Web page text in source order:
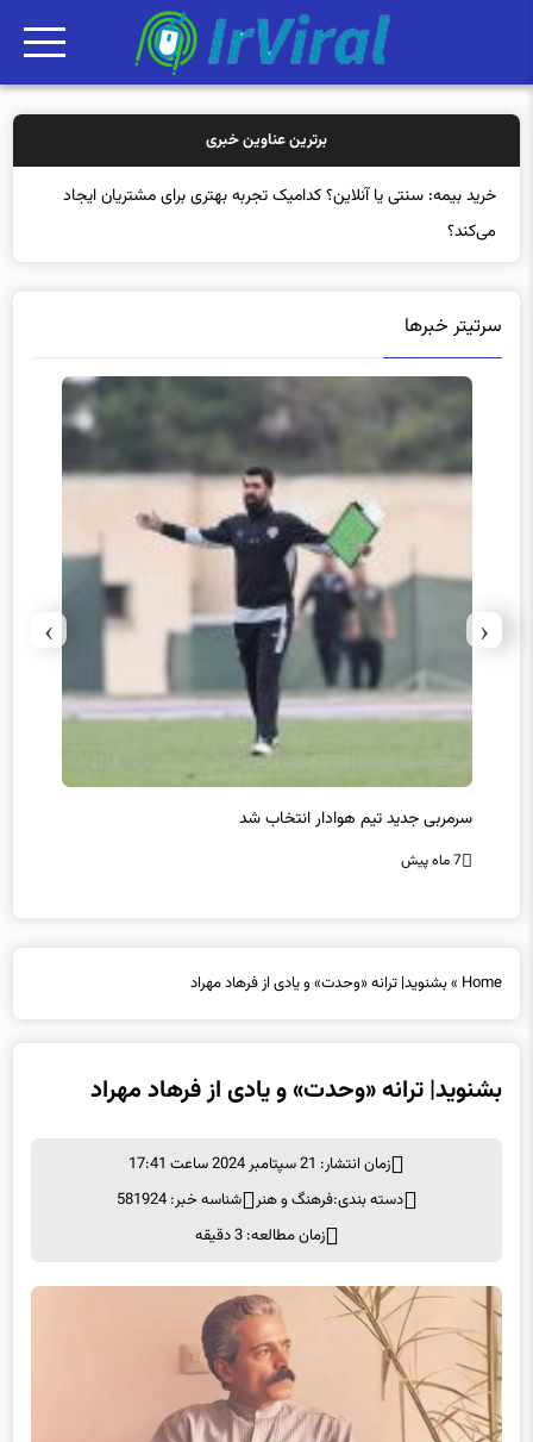
برترین عناوین خبری
خرید بیمه:
سرمربی جدید تیم هوادار انتخاب شد
7 ماه پیش
دسته بندی:فرهنگ و هنر شناسه خبر: 581924
زمان مطالعه: 3 دقیقه